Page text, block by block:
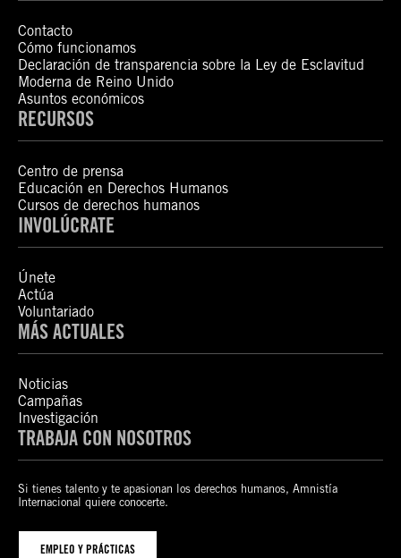
Contacto
Cómo funcionamos
Declaración de transparencia sobre la Ley de Esclavitud
Moderna de Reino Unido
Asuntos económicos
RECURSOS
Centro de prensa
Educación en Derechos Humanos
Cursos de derechos humanos
INVOLÚCRATE
Únete
Actúa
Voluntariado
MÁS ACTUALES
Noticias
Campañas
Investigación
TRABAJA CON NOSOTROS
Si tienes talento y te apasionan los derechos humanos, Amnistía
Internacional quiere conocerte.
EMPLEO Y PRÁCTICAS